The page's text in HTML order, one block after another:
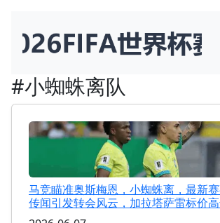
#小蜘蛛离队
马竞瞄准奥斯梅恩，小蜘蛛离，最新
传闻引发转会风云，加拉塔萨雷标价